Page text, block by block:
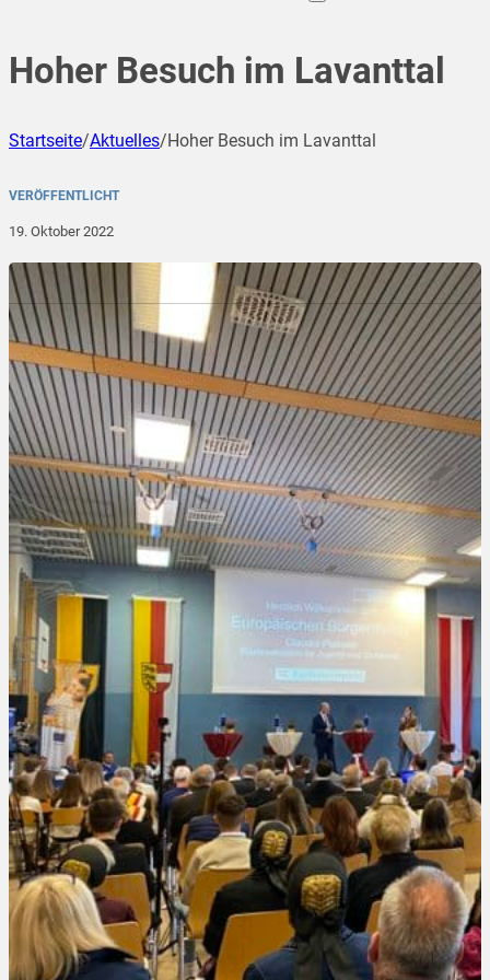
Hoher Besuch im Lavanttal
Startseite/Aktuelles/Hoher Besuch im Lavanttal
VERÖFFENTLICHT
19. Oktober 2022